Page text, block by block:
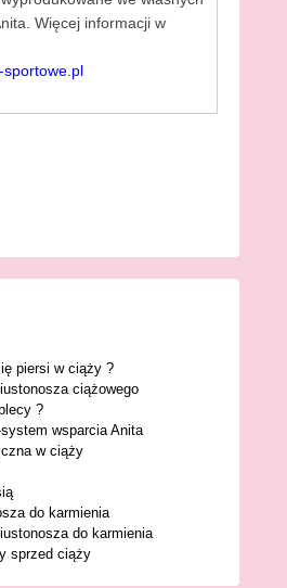
Więcej informacji w
sportowe.pl
piersi w ciąży ?
ciążowego
?
wsparcia Anita
w ciąży
do karmienia
do karmienia
sprzed ciąży